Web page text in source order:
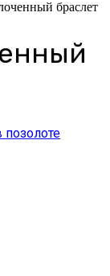
браслет
позолоте